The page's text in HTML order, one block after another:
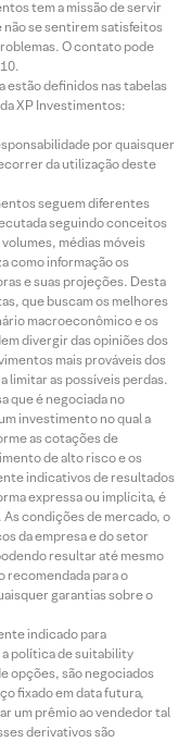
tem a missão de servir
se sentirem satisfeitos
O contato pode
estão definidos nas tabelas
XP Investimentos:
por quaisquer
da utilização deste
seguem diferentes
seguindo conceitos
médias móveis
como informação os
e suas projeções. Desta
que buscam os melhores
macroeconômico e os
divergir das opiniões dos
mais prováveis dos
limitar as possíveis perdas.
que é negociada no
investimento no qual a
as cotações de
de alto risco e os
indicativos de resultados
expressa ou implícita, é
condições de mercado, o
da empresa e do setor
resultar até mesmo
recomendada para o
garantias sobre o
indicado para
política de suitability
opções, são negociados
fixado em data futura,
um prêmio ao vendedor tal
derivativos são